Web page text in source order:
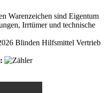
Warenzeichen sind Eigentum
Irrtümer und technische
Blinden Hilfsmittel Vertrieb